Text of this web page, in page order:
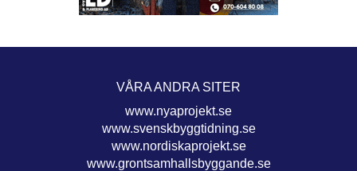
VÅRA ANDRA SITER
www.nyaprojekt.se
www.svenskbyggtidning.se
www.nordiskaprojekt.se
www.grontsamhallsbyggande.se